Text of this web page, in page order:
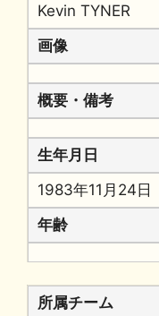
Kevin TYNER
画像
概要・備考
生年月日
1983年11月24日
年齢
所属チーム